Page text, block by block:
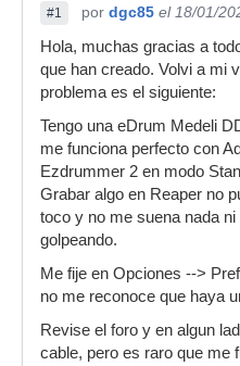
#1 por dgc85 el 18/01/
Hola, muchas gracias a
que han creado. Volvi a mi
problema es el siguiente:
Tengo una eDrum Medeli
me funciona perfecto con
Ezdrummer 2 en modo
Grabar algo en Reaper no
toco y no me suena nada
golpeando.
Me fije en Opciones -->
no me reconoce que haya
Revise el foro y en algun
cable, pero es raro que me